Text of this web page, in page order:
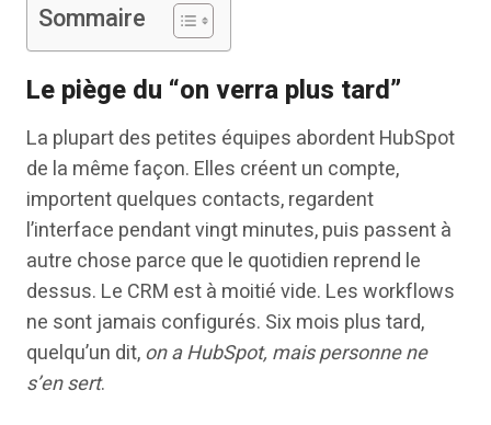
Sommaire
Le piège du “on verra plus tard”
La plupart des petites équipes abordent HubSpot
de la même façon. Elles créent un compte,
importent quelques contacts, regardent
l’interface pendant vingt minutes, puis passent à
autre chose parce que le quotidien reprend le
dessus. Le CRM est à moitié vide. Les workflows
ne sont jamais configurés. Six mois plus tard,
quelqu’un dit,on a HubSpot, mais personne ne
s’en sert.